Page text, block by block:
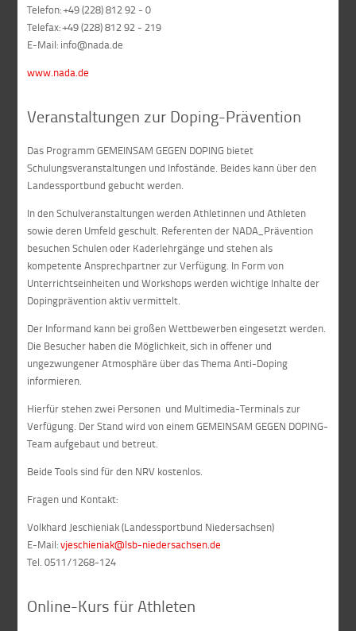
Telefon: +49 (228) 812 92 - 0
Telefax: +49 (228) 812 92 - 219
E-Mail: info@nada.de
www.nada.de
Veranstaltungen zur Doping-Prävention
Das Programm GEMEINSAM GEGEN DOPING bietet
Schulungsveranstaltungen und Infostände. Beides kann über den
Landessportbund gebucht werden.
In den Schulveranstaltungen werden Athletinnen und Athleten
sowie deren Umfeld geschult. Referenten der NADA_Prävention
besuchen Schulen oder Kaderlehrgänge und stehen als
kompetente Ansprechpartner zur Verfügung. In Form von
Unterrichtseinheiten und Workshops werden wichtige Inhalte der
Dopingprävention aktiv vermittelt.
Der Informand kann bei großen Wettbewerben eingesetzt werden.
Die Besucher haben die Möglichkeit, sich in offener und
ungezwungener Atmosphäre über das Thema Anti-Doping
informieren.
Hierfür stehen zwei Personen und Multimedia-Terminals zur
Verfügung. Der Stand wird von einem GEMEINSAM GEGEN DOPING-
Team aufgebaut und betreut.
Beide Tools sind für den NRV kostenlos.
Fragen und Kontakt:
Volkhard Jeschieniak (Landessportbund Niedersachsen)
E-Mail:vjeschieniak@lsb-niedersachsen.de
Tel. 0511/1268-124
Online-Kurs für Athleten